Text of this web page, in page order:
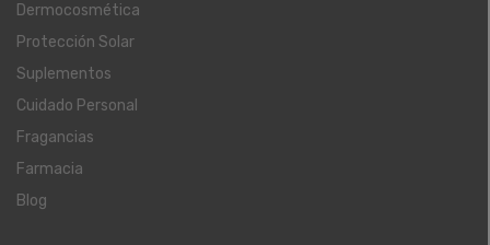
Dermocosmética
Protección Solar
Suplementos
Cuidado Personal
Fragancias
Farmacia
Blog